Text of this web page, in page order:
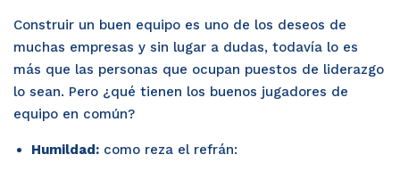
Construir un buen equipo es uno de los deseos de
muchas empresas y sin lugar a dudas, todavía lo es
más que las personas que ocupan puestos de liderazgo
lo sean. Pero ¿qué tienen los buenos jugadores de
equipo en común?
Humildad: como reza el refrán: